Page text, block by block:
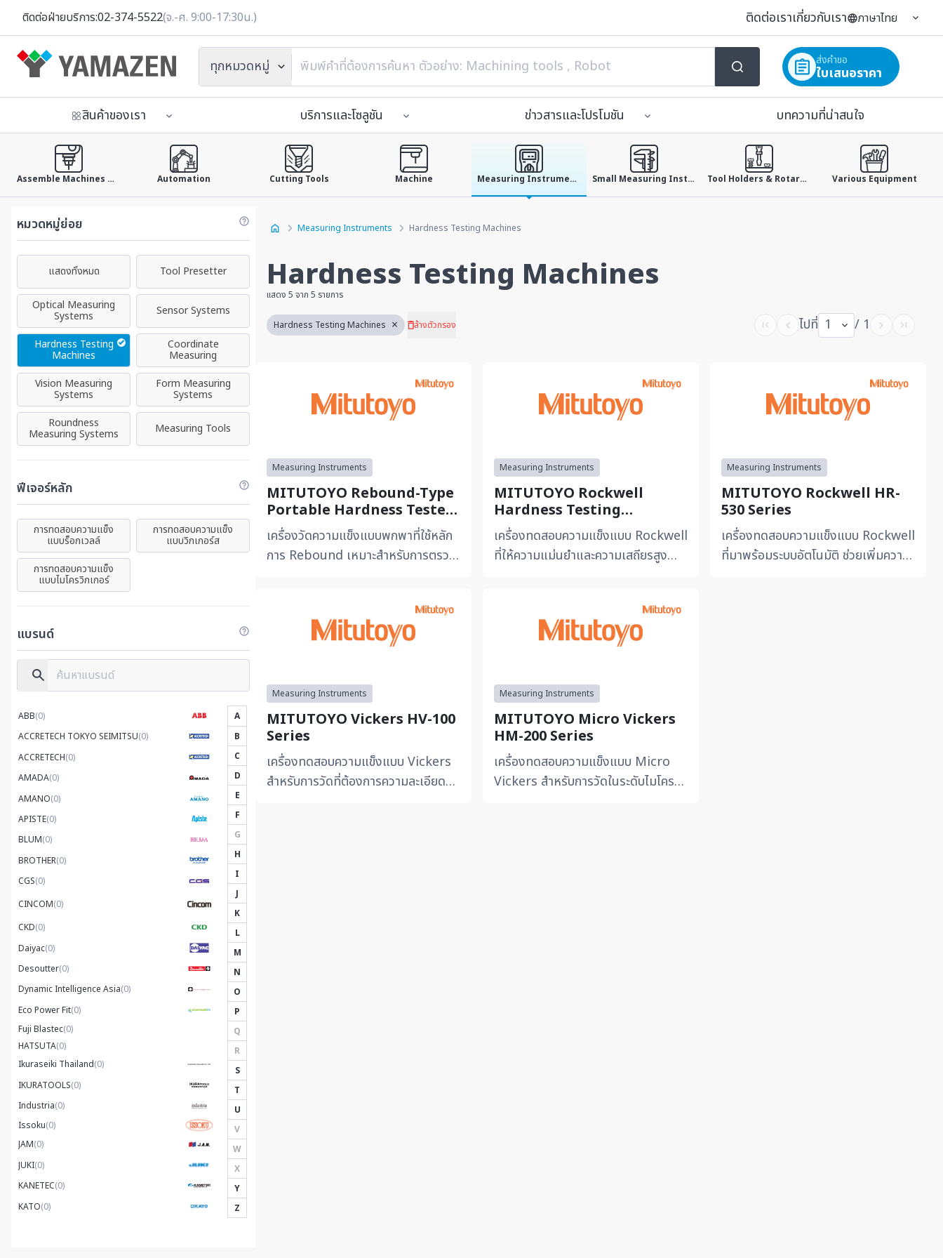
ติดต่อฝ่ายบริการ:02-374-5522(จ.-ศ. 9:00-17:30น.) ติดต่อเราเกี่ยวกับเรา ภาษาไทย
ทุกหมวดหมู่ ส่งคำขอ
ใบเสนอราคา
สินค้าของเรา บริการและโซลูชัน ข่าวสารและโปรโมชัน บทความที่น่าสนใจ
Assemble Machines & Tools Automation Cutting Tools Machine Measuring Instruments Small Measuring Instruments Tool Holders & Rotary Tables & Jig Various Equipment
หมวดหมู่ย่อย
แสดงทั้งหมด Tool Presetter
Optical Measuring
Systems Sensor Systems
Hardness Testing
Machines
Coordinate
Measuring
Vision Measuring
Systems
Form Measuring
Systems
Roundness
Measuring Systems Measuring Tools
ฟีเจอร์หลัก
การทดสอบความแข็ง
แบบร็อกเวลล์
การทดสอบความแข็ง
แบบวิกเกอร์ส
การทดสอบความแข็ง
แบบไมโครวิกเกอร์
แบรนด์
ABB(0)
ACCRETECH TOKYO SEIMITSU(0)
ACCRETECH(0)
AMADA(0)
AMANO(0)
APISTE(0)
BLUM(0)
BROTHER(0)
CGS(0)
CINCOM(0)
CKD(0)
Daiyac(0)
Desoutter(0)
Dynamic Intelligence Asia(0)
Eco Power Fit(0)
Fuji Blastec(0)
HATSUTA(0)
Ikuraseiki Thailand(0)
IKURATOOLS(0)
Industria(0)
Issoku(0)
JAM(0)
JUKI(0)
KANETEC(0)
KATO(0)
A
B
C
D
E
F
G
H
I
J
K
L
M
N
O
P
Q
R
S
T
U
V
W
X
Y
Z
Measuring Instruments Hardness Testing Machines
Hardness Testing Machines
แสดง 5 จาก 5 รายการ
Hardness Testing Machines × ล้างตัวกรอง ไปที่ 1 / 1
Measuring Instruments
MITUTOYO Rebound-Type
Portable Hardness Tester
Hardmatic HH-411
เครื่องวัดความแข็งแบบพกพาที่ใช้หลัก
การ Rebound เหมาะสำหรับการตรวจ
Measuring Instruments
MITUTOYO Rockwell
Hardness Testing
Machines HR-430 Series
เครื่องทดสอบความแข็งแบบ Rockwell
ที่ให้ความแม่นยำและความเสถียรสูง
Measuring Instruments
MITUTOYO Rockwell HR-
530 Series
เครื่องทดสอบความแข็งแบบ Rockwell
ที่มาพร้อมระบบอัตโนมัติ ช่วยเพิ่มความ
Measuring Instruments
MITUTOYO Vickers HV-100
Series
เครื่องทดสอบความแข็งแบบ Vickers
สำหรับการวัดที่ต้องการความละเอียดสูง
Measuring Instruments
MITUTOYO Micro Vickers
HM-200 Series
เครื่องทดสอบความแข็งแบบ Micro
Vickers สำหรับการวัดในระดับไมโคร